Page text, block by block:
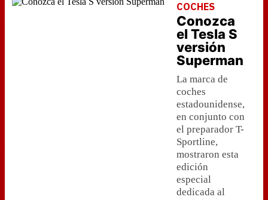
COCHES
Conozca
el Tesla S
versión
Superman
La marca de
coches
estadounidense,
en conjunto con
el preparador T-
Sportline,
mostraron esta
edición
especial
dedicada al